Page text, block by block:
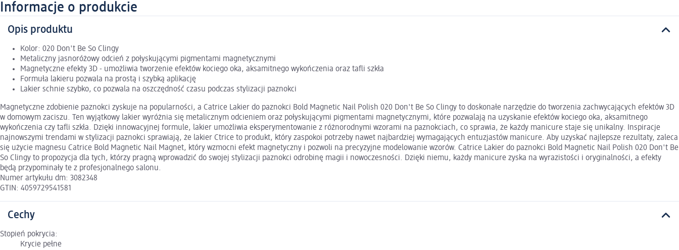
Informacje o produkcie
Opis produktu
Kolor: 020 Don't Be So Clingy
Metaliczny jasnoróżowy odcień z połyskującymi pigmentami magnetycznymi
Magnetyczne efekty 3D - umożliwia tworzenie efektów kociego oka, aksamitnego wykończenia oraz tafli szkła
Formuła lakieru pozwala na prostą i szybką aplikację
Lakier schnie szybko, co pozwala na oszczędność czasu podczas stylizacji paznokci
Magnetyczne zdobienie paznokci zyskuje na popularności, a Catrice Lakier do paznokci Bold Magnetic Nail Polish 020 Don't Be So Clingy to doskonałe narzędzie do tworzenia zachwycających efektów 3D
w domowym zaciszu. Ten wyjątkowy lakier wyróżnia się metalicznym odcieniem oraz połyskującymi pigmentami magnetycznymi, które pozwalają na uzyskanie efektów kociego oka, aksamitnego
wykończenia czy tafli szkła. Dzięki innowacyjnej formule, lakier umożliwia eksperymentowanie z różnorodnymi wzorami na paznokciach, co sprawia, że każdy manicure staje się unikalny. Inspiracje
najnowszymi trendami w stylizacji paznokci sprawiają, że lakier Ctrice to produkt, który zaspokoi potrzeby nawet najbardziej wymagających entuzjastów manicure. Aby uzyskać najlepsze rezultaty, zaleca
się użycie magnesu Catrice Bold Magnetic Nail Magnet, który wzmocni efekt magnetyczny i pozwoli na precyzyjne modelowanie wzorów. Catrice Lakier do paznokci Bold Magnetic Nail Polish 020 Don't Be
So Clingy to propozycja dla tych, którzy pragną wprowadzić do swojej stylizacji paznokci odrobinę magii i nowoczesności. Dzięki niemu, każdy manicure zyska na wyrazistości i oryginalności, a efekty
będą przypominały te z profesjonalnego salonu.
Numer artykułu dm: 3082348
GTIN: 4059729541581
Cechy
Stopień pokrycia:
Krycie pełne